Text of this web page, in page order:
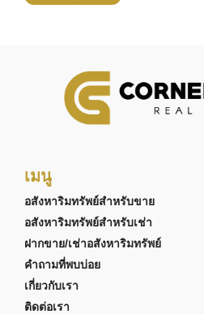
เมนู
อสังหาริมทรัพย์สำหรับขาย
อสังหาริมทรัพย์สำหรับเช่า
ฝากขาย/เช่าอสังหาริมทรัพย์
คำถามที่พบบ่อย
เกี่ยวกับเรา
ติดต่อเรา